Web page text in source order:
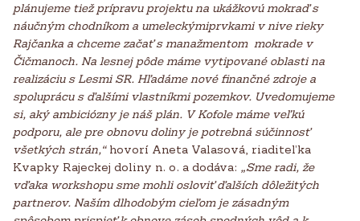
plánujeme tiež prípravu projektu na ukážkovú mokraď s
náučným chodníkom a umeleckýmiprvkami v nive rieky
Rajčanka a chceme začať s manažmentom mokrade v
Čičmanoch. Na lesnej pôde máme vytipované oblasti na
realizáciu s Lesmi SR. Hľadáme nové finančné zdroje a
spoluprácu s ďalšími vlastníkmi pozemkov. Uvedomujeme
si, aký ambiciózny je náš plán. V Kofole máme veľkú
podporu, ale pre obnovu doliny je potrebná súčinnosť
všetkých strán,“hovorí Aneta Valasová, riaditeľka
Kvapky Rajeckej doliny n. o. a dodáva: „Sme radi, že
vďaka workshopu sme mohli osloviť ďalších dôležitých
partnerov. Naším dlhodobým cieľom je zásadným